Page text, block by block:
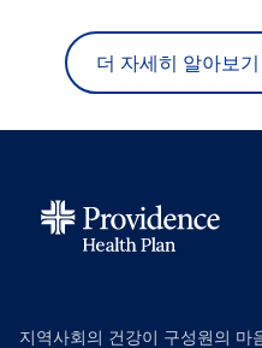
더 자세히 알아보
지역사회의 건강이 구성원의 마